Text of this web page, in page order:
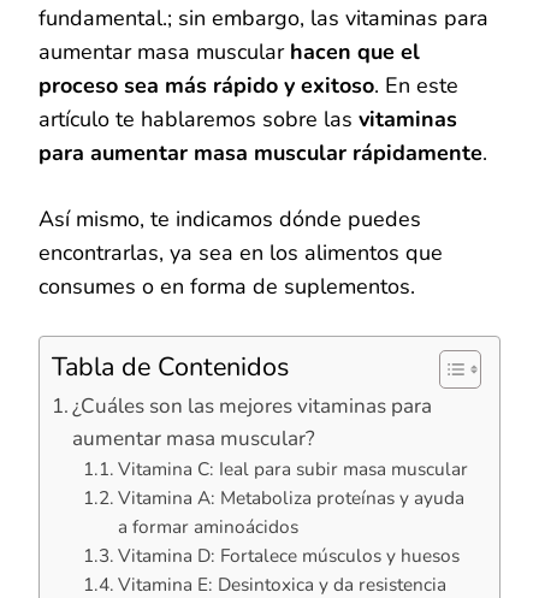
fundamental.; sin embargo, las vitaminas para
aumentar masa muscularhacen que el
proceso sea más rápido y exitoso. En este
artículo te hablaremos sobre las vitaminas
para aumentar masa muscular rápidamente.
Así mismo, te indicamos dónde puedes
encontrarlas, ya sea en los alimentos que
consumes o en forma de suplementos.
Tabla de Contenidos
¿Cuáles son las mejores vitaminas para
aumentar masa muscular?
Vitamina C: Ieal para subir masa muscular
Vitamina A: Metaboliza proteínas y ayuda
a formar aminoácidos
Vitamina D: Fortalece músculos y huesos
Vitamina E: Desintoxica y da resistencia